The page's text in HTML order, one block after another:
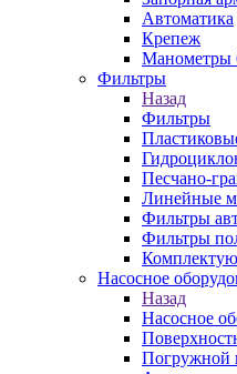
Автоматика
Крепеж
Манометры
Фильтры
Назад
Фильтры
Песчано-
Линейные
Фильтры
Фильтры
Насосное
Назад
Насосное
Погружной